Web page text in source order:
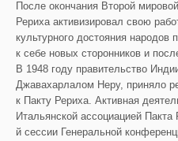
После окончания Второй
Рериха активизировал свою
культурного достояния народов
к себе новых сторонников и
В 1948 году правительство
Джавахарлалом Неру, приняло
к Пакту Рериха. Активная
Итальянской ассоциацией
й сессии Генеральной